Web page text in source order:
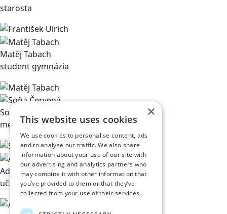
starosta
Matěj Tabach
student gymnázia
Soňa Červená
mezzosopranistka
Adéla Černíková
učitelka na ZUŠ
×
This website uses cookies
We use cookies to personalise content, ads
and to analyse our traffic. We also share
information about your use of our site with
our advertising and analytics partners who
may combine it with other information that
you’ve provided to them or that they’ve
collected from your use of their services.